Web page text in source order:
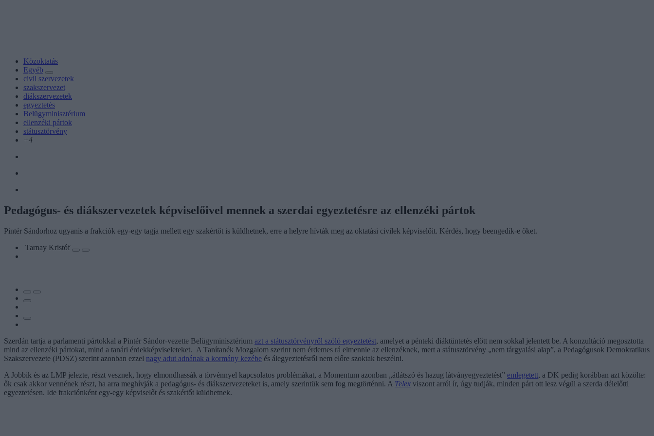
Közoktatás
Egyéb
civil szervezetek
szakszervezet
diákszervezetek
egyeztetés
Belügyminisztérium
ellenzéki pártok
státusztörvény
+4
Pedagógus- és diákszervezetek képviselőivel mennek a szerdai egyeztetésre az ellenzéki pártok
Pintér Sándorhoz ugyanis a frakciók egy-egy tagja mellett egy szakértőt is küldhetnek, erre a helyre hívták meg az oktatási civilek képviselőit. Kérdés, hogy beengedik-e őket.
Tarnay Kristóf
Szerdán tartja a parlamenti pártokkal a Pintér Sándor-vezette Belügyminisztérium azt a státusztörvényről szóló egyeztetést, amelyet a pénteki diáktüntetés előtt nem sokkal jelentett be. A konzultáció megosztotta
mind az ellenzéki pártokat, mind a tanári érdekképviseleteket. A Tanítanék Mozgalom szerint nem érdemes rá elmennie az ellenzéknek, mert a státusztörvény „nem tárgyalási alap”, a Pedagógusok Demokratikus
Szakszervezete (PDSZ) szerint azonban ezzel nagy adut adnának a kormány kezébe és álegyeztetésről nem előre szoktak beszélni.
A Jobbik és az LMP jelezte, részt vesznek, hogy elmondhassák a törvénnyel kapcsolatos problémákat, a Momentum azonban „átlátszó és hazug látványegyeztetést” emlegetett, a DK pedig korábban azt közölte:
ők csak akkor vennének részt, ha arra meghívják a pedagógus- és diákszervezeteket is, amely szerintük sem fog megtörténni. A Telex viszont arról ír, úgy tudják, minden párt ott lesz végül a szerda délelőtti
egyeztetésen. Ide frakciónként egy-egy képviselőt és szakértőt küldhetnek.